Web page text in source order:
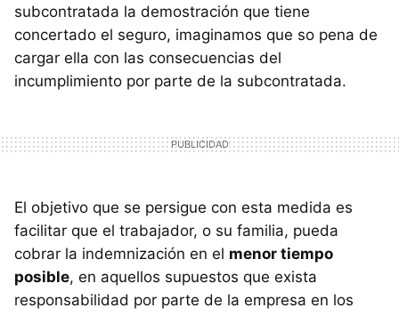
subcontratada la demostración que tiene
concertado el seguro, imaginamos que so pena de
cargar ella con las consecuencias del
incumplimiento por parte de la subcontratada.
El objetivo que se persigue con esta medida es
facilitar que el trabajador, o su familia, pueda
cobrar la indemnización en el menor tiempo
posible, en aquellos supuestos que exista
responsabilidad por parte de la empresa en los